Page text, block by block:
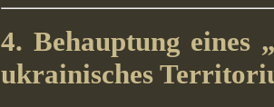
4. Behauptung eines
ukrainisches